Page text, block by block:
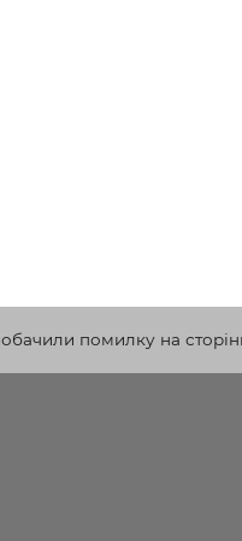
помилку на